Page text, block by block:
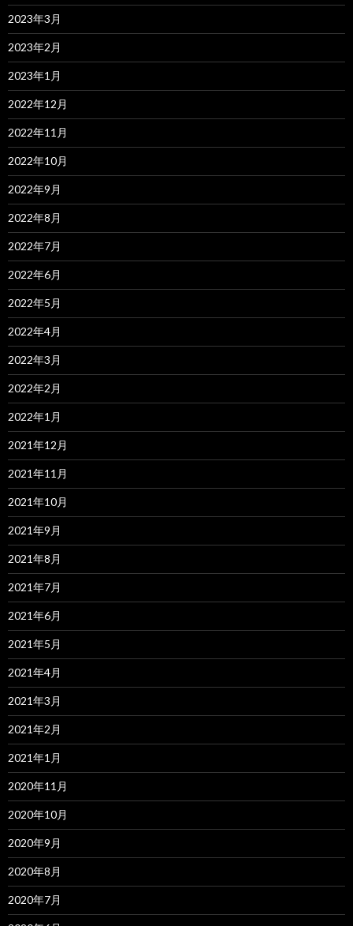
2023年3月
2023年2月
2023年1月
2022年12月
2022年11月
2022年10月
2022年9月
2022年8月
2022年7月
2022年6月
2022年5月
2022年4月
2022年3月
2022年2月
2022年1月
2021年12月
2021年11月
2021年10月
2021年9月
2021年8月
2021年7月
2021年6月
2021年5月
2021年4月
2021年3月
2021年2月
2021年1月
2020年11月
2020年10月
2020年9月
2020年8月
2020年7月